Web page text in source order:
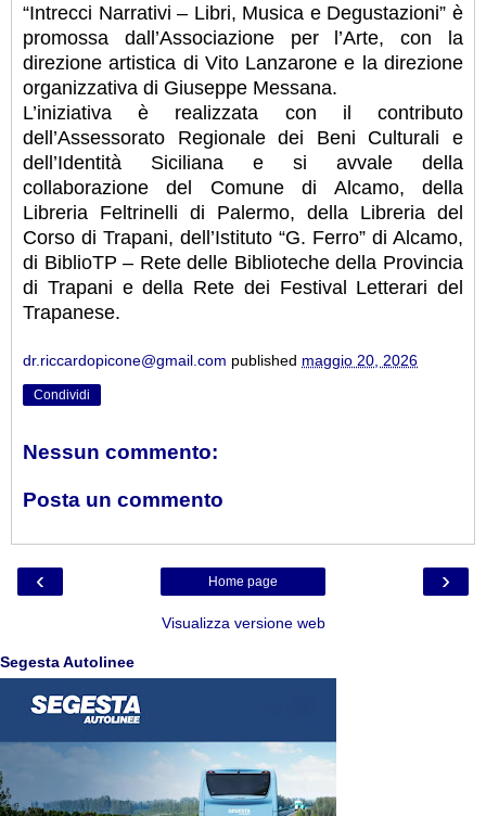
“Intrecci Narrativi – Libri, Musica e Degustazioni” è
promossa dall’Associazione per l’Arte, con la
direzione artistica di Vito Lanzarone e la direzione
organizzativa di Giuseppe Messana.
L’iniziativa è realizzata con il contributo
dell’Assessorato Regionale dei Beni Culturali e
dell’Identità Siciliana e si avvale della
collaborazione del Comune di Alcamo, della
Libreria Feltrinelli di Palermo, della Libreria del
Corso di Trapani, dell’Istituto “G. Ferro” di Alcamo,
di BiblioTP – Rete delle Biblioteche della Provincia
di Trapani e della Rete dei Festival Letterari del
Trapanese.
dr.riccardopicone@gmail.com published maggio 20, 2026
Condividi
Nessun commento:
Posta un commento
‹ ›
Home page
Visualizza versione web
Segesta Autolinee